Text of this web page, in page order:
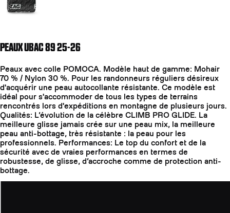
PEAUX UBAC 89 25-26
Peaux avec colle POMOCA. Modèle haut de gamme: Mohair
70 % / Nylon 30 %. Pour les randonneurs réguliers désireux
d'acquérir une peau autocollante résistante. Ce modèle est
idéal pour s'accommoder de tous les types de terrains
rencontrés lors d'expéditions en montagne de plusieurs jours.
Qualités: L’évolution de la célèbre CLIMB PRO GLIDE. La
meilleure glisse jamais crée sur une peau mix, la meilleure
peau anti-bottage, très résistante : la peau pour les
professionnels. Performances: Le top du confort et de la
sécurité avec de vraies performances en termes de
robustesse, de glisse, d’accroche comme de protection anti-
bottage.